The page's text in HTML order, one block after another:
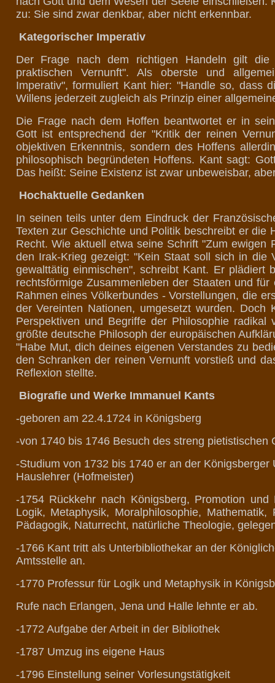
zu: Sie sind zwar denkbar, aber nicht erkennbar.
Kategorischer Imperativ
Der Frage nach dem richtigen Handeln gilt
praktischen Vernunft". Als oberste und
Imperativ", formuliert Kant hier: "Handle so, dass
Willens jederzeit zugleich als Prinzip einer
Die Frage nach dem Hoffen beantwortet er in
Gott ist entsprechend der "Kritik der reinen
objektiven Erkenntnis, sondern des Hoffens
philosophisch begründeten Hoffens. Kant sagt:
Das heißt: Seine Existenz ist zwar unbeweisbar,
Hochaktuelle Gedanken
In seinen teils unter dem Eindruck der
Texten zur Geschichte und Politik beschreibt er
Recht. Wie aktuell etwa seine Schrift "Zum
den Irak-Krieg gezeigt: "Kein Staat soll sich in die
gewalttätig einmischen", schreibt Kant. Er plädiert
rechtsförmige Zusammenleben der Staaten und
Rahmen eines Völkerbundes - Vorstellungen, die
der Vereinten Nationen, umgesetzt wurden.
Perspektiven und Begriffe der Philosophie
größte deutsche Philosoph der europäischen
"Habe Mut, dich deines eigenen Verstandes zu
den Schranken der reinen Vernunft vorstieß und
Reflexion stellte.
Biografie und Werke Immanuel Kants
-geboren am 22.4.1724 in Königsberg
-von 1740 bis 1746 Besuch des streng
-Studium von 1732 bis 1740 er an der
Hauslehrer (Hofmeister)
-1754 Rückkehr nach Königsberg, Promotion
Logik, Metaphysik, Moralphilosophie,
Pädagogik, Naturrecht, natürliche Theologie,
-1766 Kant tritt als Unterbibliothekar an der
Amtsstelle an.
-1770 Professur für Logik und Metaphysik in
Rufe nach Erlangen, Jena und Halle lehnte er ab.
-1772 Aufgabe der Arbeit in der Bibliothek
-1787 Umzug ins eigene Haus
-1796 Einstellung seiner Vorlesungstätigkeit